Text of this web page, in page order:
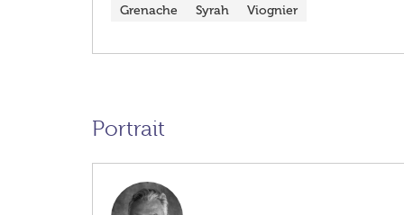
Grenache Syrah Viognier
Portrait